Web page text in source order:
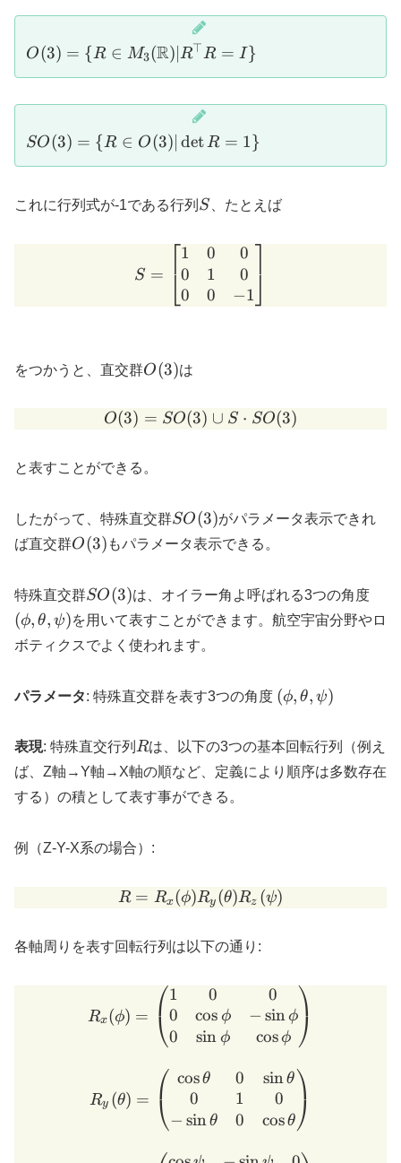
O(3)=\{R \in
O(3) = {R ∈ M3(R) ∣R⊤R = I}
SO(3)=\
\det
SO(3) = {R ∈ O(3) detR = 1}
これに行列式が-1である行列 S
S 、たとえば
S=\begin{bmatrix} 1 &
S = ⎣
⎡1
0
0
0
1
0
0
0
−1⎦
⎤
をつかうと、直交群O(3)
O(3)は
O(3)=SO(3) \cup S \cdot
O(3) = SO(3) ∪ S ⋅ SO(3)
と表すことができる。
したがって、特殊直交群SO(3)
SO(3)がパラメータ表示できれ
ば直交群O(3)
O(3) もパラメータ表示できる。
特殊直交群SO(3)
SO(3)は、オイラー角よ呼ばれる3つの角度
(ϕ, θ, ψ)を用いて表すことができます。航空宇宙分野やロ
ボティクスでよく使われます。
パラメータ: 特殊直交群を表す3つの角度 (\phi,
\psi)
(ϕ, θ, ψ)
表現: 特殊直交行列 R
Rは、以下の3つの基本回転行列（例え
ば、Z軸→Y軸→X軸の順など、定義により順序は多数存在
する）の積として表す事ができる。
例（Z-Y-X系の場合）:
R = R_x(\phi)
R = Rx(ϕ)Ry (θ)Rz (ψ)
各軸周りを表す回転行列は以下の通り:
R_x(\phi) =
Rx(ϕ) = ⎝
⎛1
0
0
0
cos ϕ
sin ϕ
0
− sinϕ
cosϕ ⎠
⎞
Ry (θ) = ⎝
⎛ cosθ
0
− sinθ
0
1
0
sinθ
0
cosθ⎠
⎞